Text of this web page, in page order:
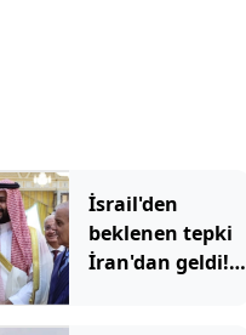
İsrail'den
beklenen tepki
İran'dan geldi!